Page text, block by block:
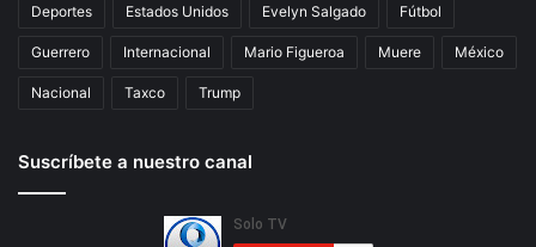
Deportes Estados Unidos Evelyn Salgado Fútbol
Guerrero Internacional Mario Figueroa Muere México
Nacional Taxco Trump
Suscríbete a nuestro canal